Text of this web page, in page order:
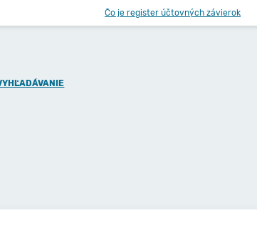
Čo je register účtovných závierok